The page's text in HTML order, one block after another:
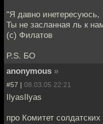
"Я давно инетересуюсь,
Ты не засланная ль к
(с) Филатов
P.S. БО
anonymous »
#57 | 08.03.05 22:21
IlyasIlyas
про Комитет